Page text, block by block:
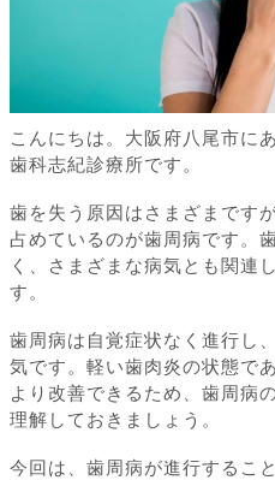
こんにちは。大阪府八尾市に
歯科志紀診療所です。
歯を失う原因はさまざまです
占めているのが歯周病です。
く、さまざまな病気とも関連
す。
歯周病は自覚症状なく進行し
気です。軽い歯肉炎の状態で
より改善できるため、歯周病
理解しておきましょう。
今回は、歯周病が進行するこ